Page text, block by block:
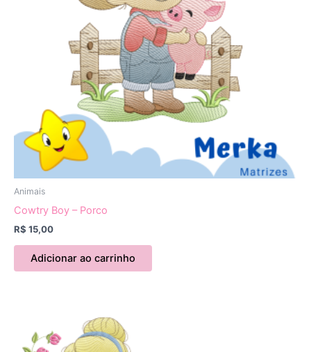
Animais
Cowtry Boy – Porco
R$ 15,00
Adicionar ao carrinho